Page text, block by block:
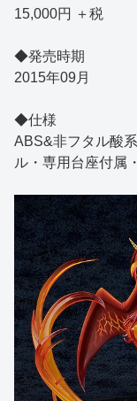
15,000円 ＋税
◆発売時期
2015年09月
◆仕様
ABS&非フタル酸
ル・専用台座付属